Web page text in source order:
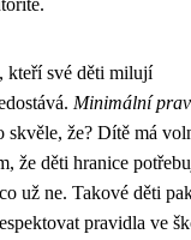
kteří své děti milují
Minimální
skvěle, že? Dítě má
že děti hranice
už ne. Takové děti
pravidla ve